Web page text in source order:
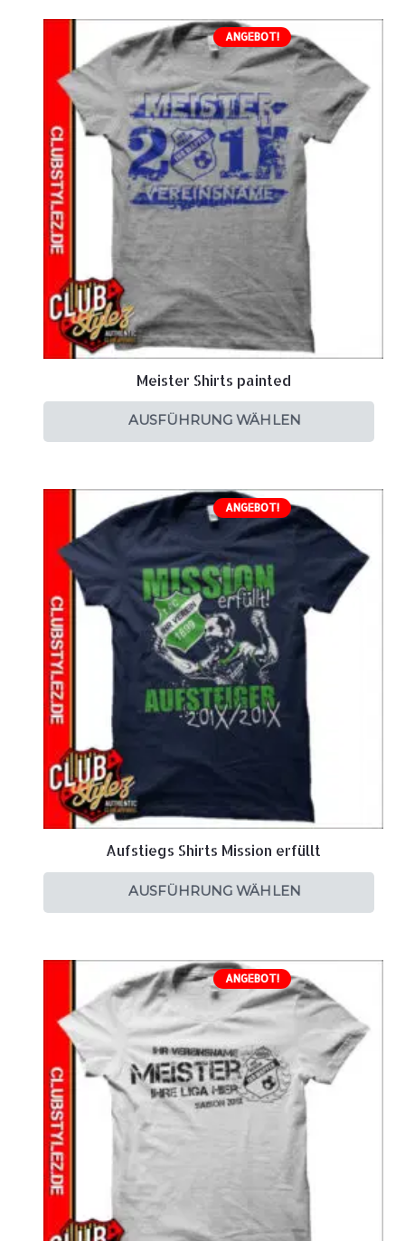
ANGEBOT!
Meister Shirts painted
AUSFÜHRUNG WÄHLEN
ANGEBOT!
Aufstiegs Shirts Mission erfüllt
AUSFÜHRUNG WÄHLEN
ANGEBOT!